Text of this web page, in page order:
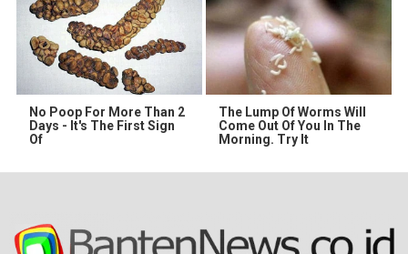
No Poop For More Than 2
Days - It's The First Sign
Of
The Lump Of Worms Will
Come Out Of You In The
Morning. Try It